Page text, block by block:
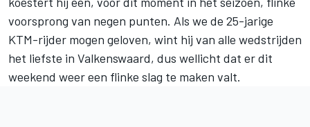
voorsprong van negen punten. Als we de 25-jarige
KTM-rijder mogen geloven, wint hij van alle wedstrijden
het liefste in Valkenswaard, dus wellicht dat er dit
weekend weer een flinke slag te maken valt.